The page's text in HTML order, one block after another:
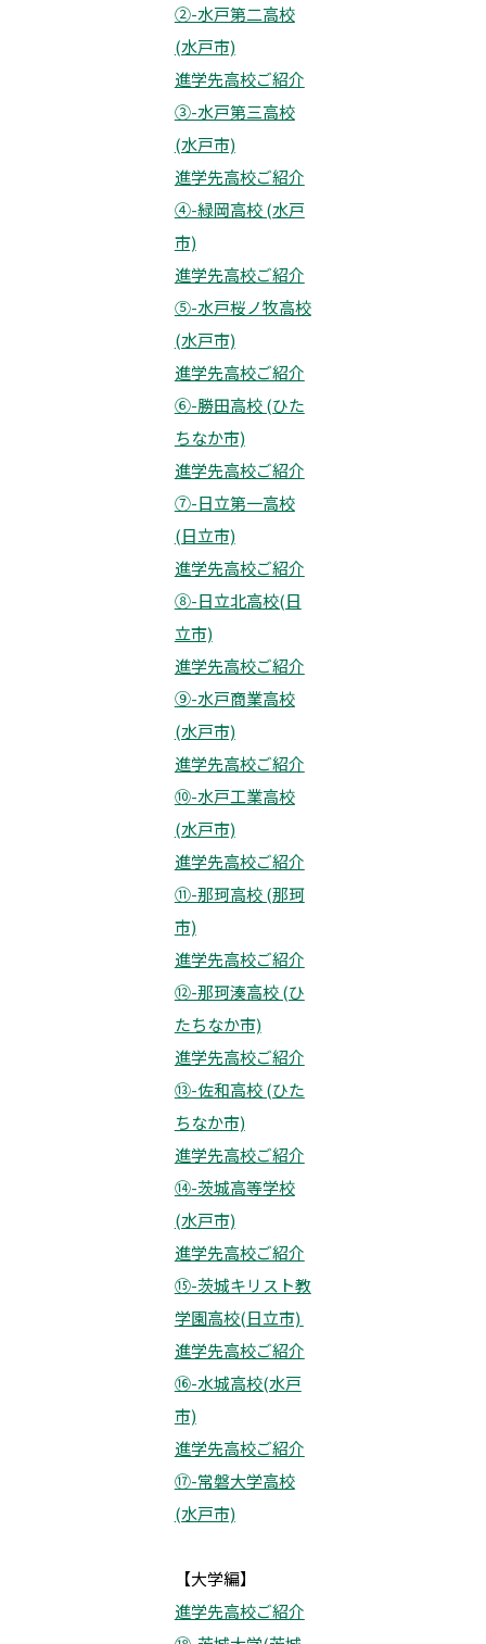
②-水戸第二高校
(水戸市)
進学先高校ご紹介
③-水戸第三高校
(水戸市)
進学先高校ご紹介
④-緑岡高校 (水戸
市)
進学先高校ご紹介
⑤-水戸桜ノ牧高校
(水戸市)
進学先高校ご紹介
⑥-勝田高校 (ひた
ちなか市)
進学先高校ご紹介
⑦-日立第一高校
(日立市)
進学先高校ご紹介
⑧-日立北高校(日
立市)
進学先高校ご紹介
⑨-水戸商業高校
(水戸市)
進学先高校ご紹介
⑩-水戸工業高校
(水戸市)
進学先高校ご紹介
⑪-那珂高校 (那珂
市)
進学先高校ご紹介
⑫-那珂湊高校 (ひ
たちなか市)
進学先高校ご紹介
⑬-佐和高校 (ひた
ちなか市)
進学先高校ご紹介
⑭-茨城高等学校
(水戸市)
進学先高校ご紹介
⑮-茨城キリスト教
学園高校(日立市)
進学先高校ご紹介
⑯-水城高校(水戸
市)
進学先高校ご紹介
⑰-常磐大学高校
(水戸市)
【大学編】
進学先高校ご紹介